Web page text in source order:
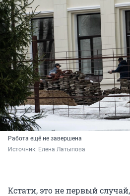
Работа ещё не завершена
Источник: Елена Латыпова
Кстати, это не первый